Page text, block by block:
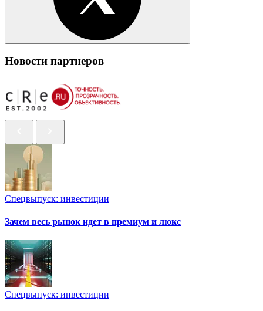
Новости партнеров
Спецвыпуск: инвестиции
Зачем весь рынок идет в премиум и люкс
Спецвыпуск: инвестиции